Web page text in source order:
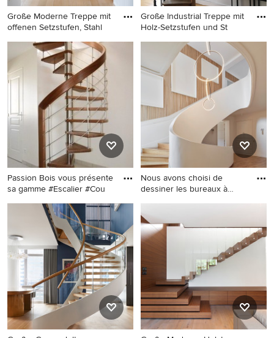
Große Moderne Treppe mit
offenen Setzstufen, Stahl
Große Moderne Treppe mit
offenen Setzstufen,
Stahlgeländer und
Tapetenwänden in Paris
Große Industrial Treppe mit
Holz-Setzstufen und St
Große Industrial Treppe mit
Holz-Setzstufen und
Stahlgeländer in Paris
Passion Bois vous présente
sa gamme #Escalier #Cou
Große Moderne Treppe mit
offenen Setzstufen in Nizza
Nous avons choisi de
dessiner les bureaux à
Gewendelte, Große Moderne
Holztreppe mit Holz-
Setzstufen, Mix-Geländer
und Holzwänden in Paris